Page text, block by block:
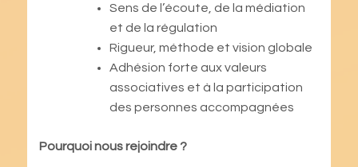
Sens de l’écoute, de la médiation
et de la régulation
Rigueur, méthode et vision globale
Adhésion forte aux valeurs
associatives et à la participation
des personnes accompagnées
Pourquoi nous rejoindre ?